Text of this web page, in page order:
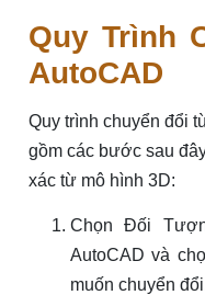
Quy Trình
AutoCAD
Quy trình chuyển đổi
gồm các bước sau
xác từ mô hình 3D:
Chọn Đối
AutoCAD và
muốn chuyển